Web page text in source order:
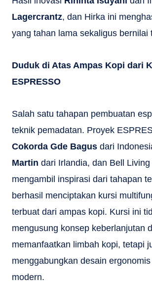
Lagercrantz, dan Hirka ini
yang tahan lama sekaligus bernilai
Duduk di Atas Ampas Kopi dari
ESPRESSO
Salah satu tahapan pembuatan
teknik pemadatan. Proyek
Cokorda Gde Bagus dari
Martin dari Irlandia, dan Bell Living
mengambil inspirasi dari tahapan
berhasil menciptakan kursi
terbuat dari ampas kopi. Kursi ini
mengusung konsep keberlanjutan
memanfaatkan limbah kopi, tetapi
menggabungkan desain
modern.